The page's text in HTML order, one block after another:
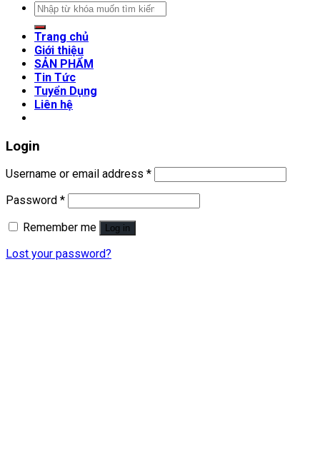
Search
for:
Trang chủ
Giới thiệu
SẢN PHẨM
Tin Tức
Tuyển Dụng
Liên hệ
Login
Username or email address *
Password *
Remember me
Log in
Lost your password?